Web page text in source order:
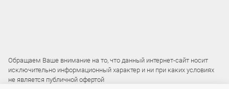
Обращаем Ваше внимание на то, что данный интернет-сайт носит
исключительно информационный характер и ни при каких условиях
не является публичной офертой